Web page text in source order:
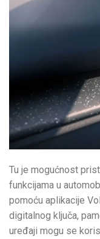
Tu je mogućnost
funkcijama u
pomoću aplikacije
digitalnog ključa,
uređaji mogu se